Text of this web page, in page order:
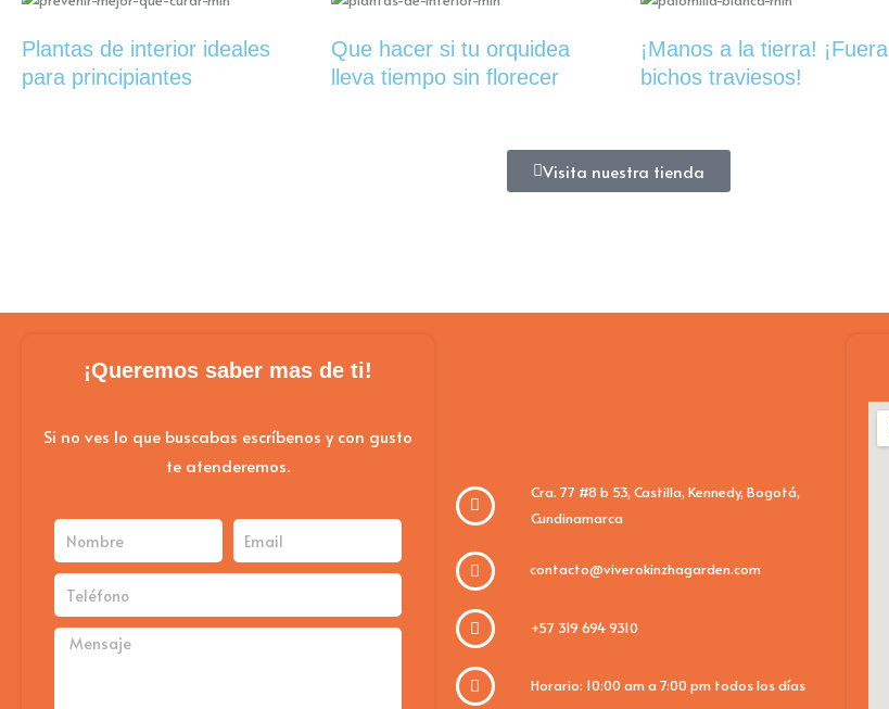
Plantas de interior ideales
para principiantes
Que hacer si tu orquidea
lleva tiempo sin florecer
¡Manos a la tierra! ¡Fuera
bichos traviesos!
Visita nuestra tienda
¡Queremos saber mas de ti!
Si no ves lo que buscabas escríbenos y con gusto
te atenderemos.
Cra. 77 #8 b 53, Castilla, Kennedy, Bogotá,
Cundinamarca
contacto@viverokinzhagarden.com
+57 319 694 9310
Horario: 10:00 am a 7:00 pm todos los días